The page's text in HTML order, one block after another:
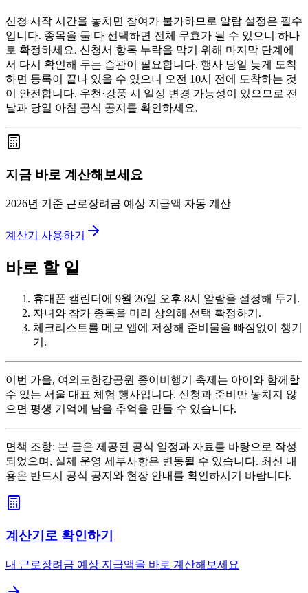
신청 시작 시간을 놓치면 참여가 불가하므로 알람 설정은 필수
입니다. 종목을 둘 다 선택하면 전체 무효가 될 수 있으니 하나
로 확정하세요. 신청서 항목 누락을 막기 위해 마지막 단계에
서 다시 확인해 두는 습관이 필요합니다. 행사 당일 늦게 도착
하면 등록이 끝나 있을 수 있으니 오전 10시 전에 도착하는 것
이 안전합니다. 우천·강풍 시 일정 변경 가능성이 있으므로 전
날과 당일 아침 공식 공지를 확인하세요.
지금 바로 계산해보세요
2026년 기준 근로장려금 예상 지급액 자동 계산
계산기 사용하기
바로 할 일
휴대폰 캘린더에 9월 26일 오후 8시 알람을 설정해 두기.
자녀와 참가 종목을 미리 상의해 선택 확정하기.
체크리스트를 메모 앱에 저장해 준비물을 빠짐없이 챙기
기.
이번 가을, 여의도한강공원 종이비행기 축제는 아이와 함께할
수 있는 서울 대표 체험 행사입니다. 신청과 준비만 놓치지 않
으면 평생 기억에 남을 추억을 만들 수 있습니다.
면책 조항: 본 글은 제공된 공식 일정과 자료를 바탕으로 작성
되었으며, 실제 운영 세부사항은 변동될 수 있습니다. 최신 내
용은 반드시 공식 공지와 현장 안내를 확인하시기 바랍니다.
계산기로 확인하기
내 근로장려금 예상 지급액을 바로 계산해보세요